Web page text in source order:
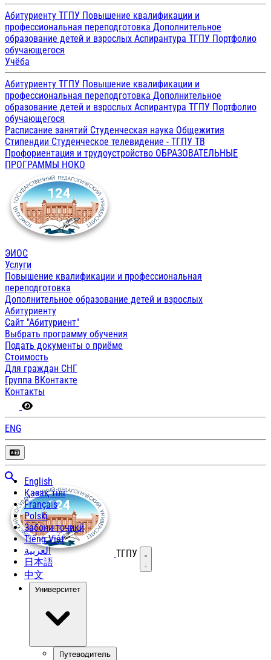
Абитуриенту ТГПУ Повышение квалификации и
профессиональная переподготовка Дополнительное
образование детей и взрослых Аспирантура ТГПУ Портфолио
обучающегося
Учёба
Абитуриенту ТГПУ Повышение квалификации и
профессиональная переподготовка Дополнительное
образование детей и взрослых Аспирантура ТГПУ Портфолио
обучающегося
Расписание занятий Студенческая наука Общежития
Стипендии Студенческое телевидение - ТГПУ ТВ
Профориентация и трудоустройство ОБРАЗОВАТЕЛЬНЫЕ
ПРОГРАММЫ НОКО
ЭИОС
Услуги
Повышение квалификации и профессиональная
переподготовка
Дополнительное образование детей и взрослых
Абитуриенту
Сайт "Абитуриент"
Выбрать программу обучения
Подать документы о приёме
Стоимость
Для граждан СНГ
Группа ВКонтакте
Контакты
ENG
English
Қазақ тілі
Français
Polski
Забони тоҷикӣ
Tiếng Việt
العربية
日本語
中文
ТГПУ Открыть меню
Университет
Путеводитель